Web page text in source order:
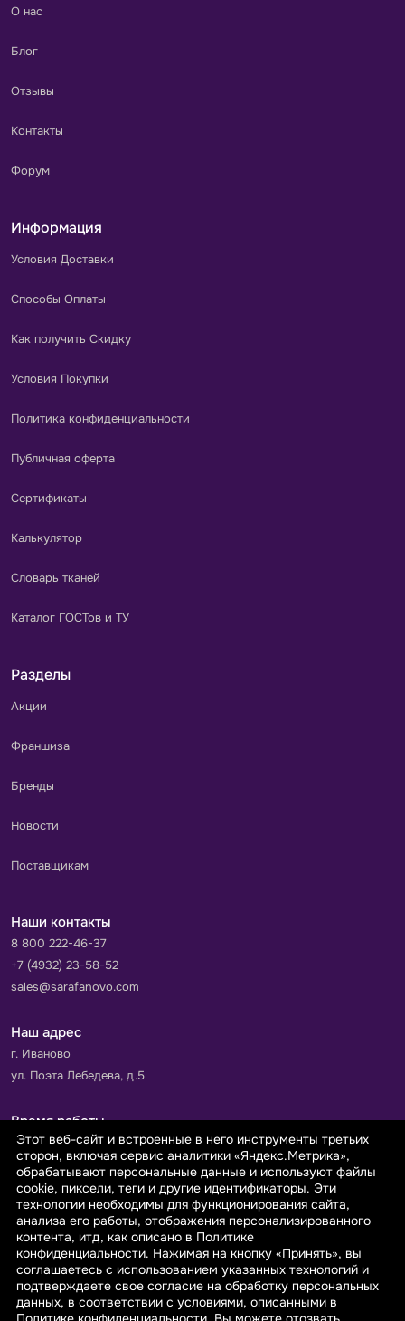
О нас
Блог
Отзывы
Контакты
Форум
Информация
Условия Доставки
Способы Оплаты
Как получить Скидку
Условия Покупки
Политика конфиденциальности
Публичная оферта
Сертификаты
Калькулятор
Словарь тканей
Каталог ГОСТов и ТУ
Разделы
Акции
Франшиза
Бренды
Новости
Поставщикам
Наши контакты
8 800 222-46-37
+7 (4932) 23-58-52
sales@sarafanovo.com
Наш адрес
г. Иваново
ул. Поэта Лебедева, д.5
Время работы
Пн-Пт с 9.00 до 18.00
Сб-Вс: выходной
Принимаем к оплате
© 2026 sarafanovo.com - Интернет-магазин "САРАФАНОВО"
Этот веб-сайт и встроенные в него инструменты третьих
сторон, включая сервис аналитики «Яндекс.Метрика»,
обрабатывают персональные данные и используют файлы
cookie, пиксели, теги и другие идентификаторы. Эти
технологии необходимы для функционирования сайта,
анализа его работы, отображения персонализированного
контента, итд, как описано в Политике
конфиденциальности. Нажимая на кнопку «Принять», вы
соглашаетесь с использованием указанных технологий и
подтверждаете свое согласие на обработку персональных
данных, в соответствии с условиями, описанными в